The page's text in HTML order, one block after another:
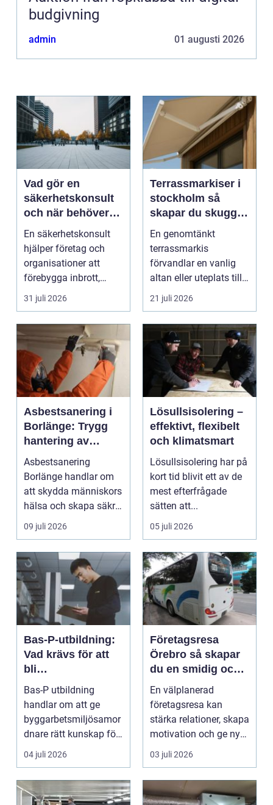
budgivning
admin 01 augusti 2026
Vad gör en
säkerhetskonsult
och när behöver
du en?
En säkerhetskonsult
hjälper företag och
organisationer att
förebygga inbrott,
sabotage och andra
ang...
31 juli 2026
Terrassmarkiser i
stockholm så
skapar du skugga,
stil och komfort på
uteplatsen
En genomtänkt
terrassmarkis
förvandlar en vanlig
altan eller uteplats till
ett extra rum under
somma...
21 juli 2026
Asbestsanering i
Borlänge: Trygg
hantering av
farliga fibrer
Asbestsanering
Borlänge handlar om
att skydda människors
hälsa och skapa säkra
m...
09 juli 2026
Lösullsisolering –
effektivt, flexibelt
och klimatsmart
Lösullsisolering har på
kort tid blivit ett av de
mest efterfrågade
sätten att...
05 juli 2026
Bas-P-utbildning:
Vad krävs för att
bli
byggarbetsmiljösa
mordnare?
Bas-P utbildning
handlar om att ge
byggarbetsmiljösamor
dnare rätt kunskap för
att pla...
04 juli 2026
Företagsresa
Örebro så skapar
du en smidig och
minnesvärd resa
för hela teamet
En välplanerad
företagsresa kan
stärka relationer, skapa
motivation och ge ny
energi till både chefe...
03 juli 2026